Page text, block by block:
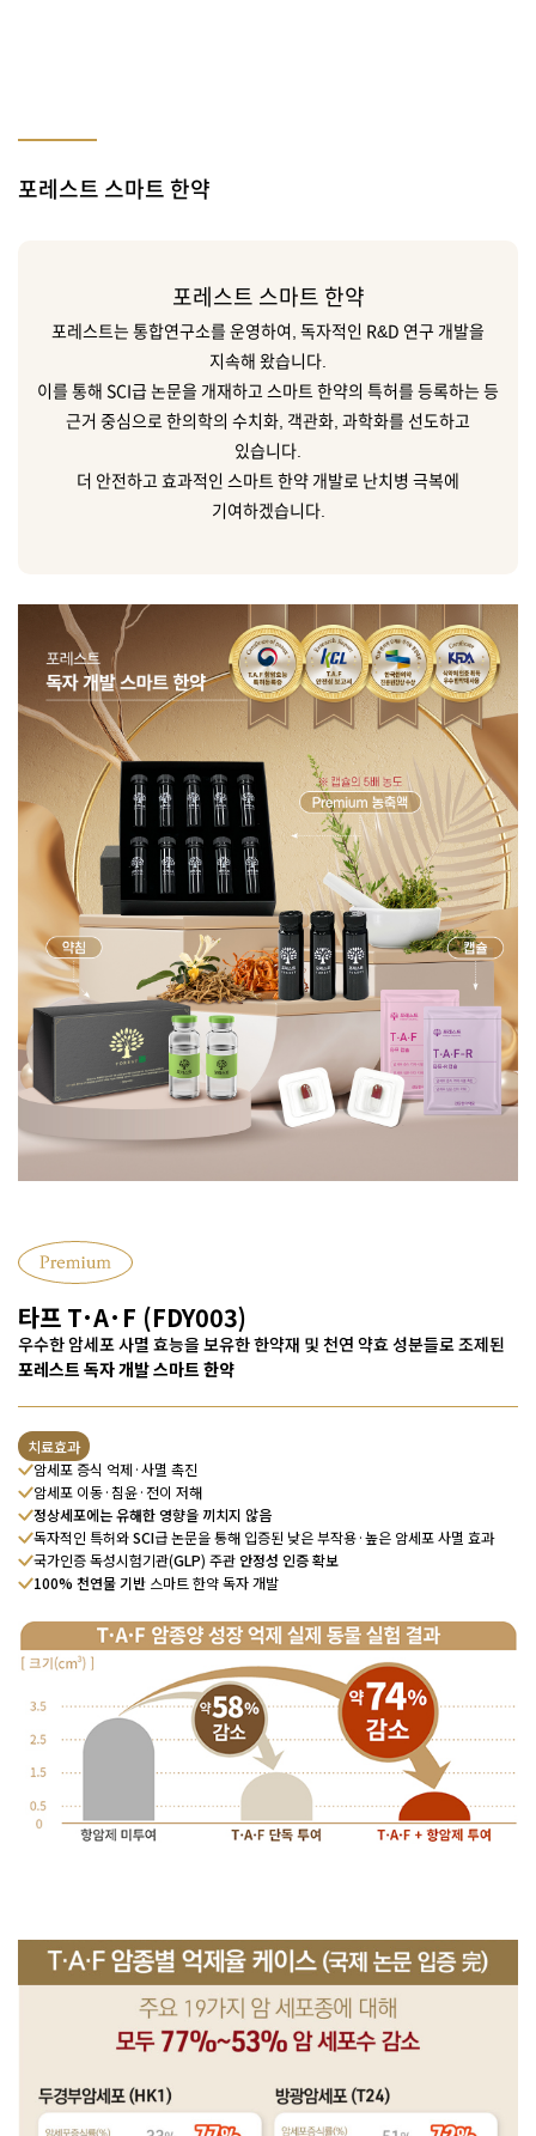
포레스트 스마트 한약
포레스트 스마트 한약
포레스트는 통합연구소를 운영하여, 독자적인 R&D 연구 개발을
지속해 왔습니다.
이를 통해 SCI급 논문을 개재하고 스마트 한약의 특허를 등록하는 등
근거 중심으로 한의학의 수치화, 객관화, 과학화를 선도하고
있습니다.
더 안전하고 효과적인 스마트 한약 개발로 난치병 극복에
기여하겠습니다.
타프 T·A·F (FDY003)
우수한 암세포 사멸 효능을 보유한 한약재 및 천연 약효 성분들로조제된
포레스트 독자 개발 스마트 한약
치료효과
암세포 증식 억제·사멸 촉진
암세포 이동·침윤·전이 저해
정상세포에는 유해한 영향을 끼치지 않음
독자적인 특허와SCI급 논문을 통해 입증된 낮은 부작용·높은 암세포 사멸 효과
국가인증 독성시험기관(GLP) 주관안정성 인증 확보
100% 천연물 기반스마트 한약 독자 개발